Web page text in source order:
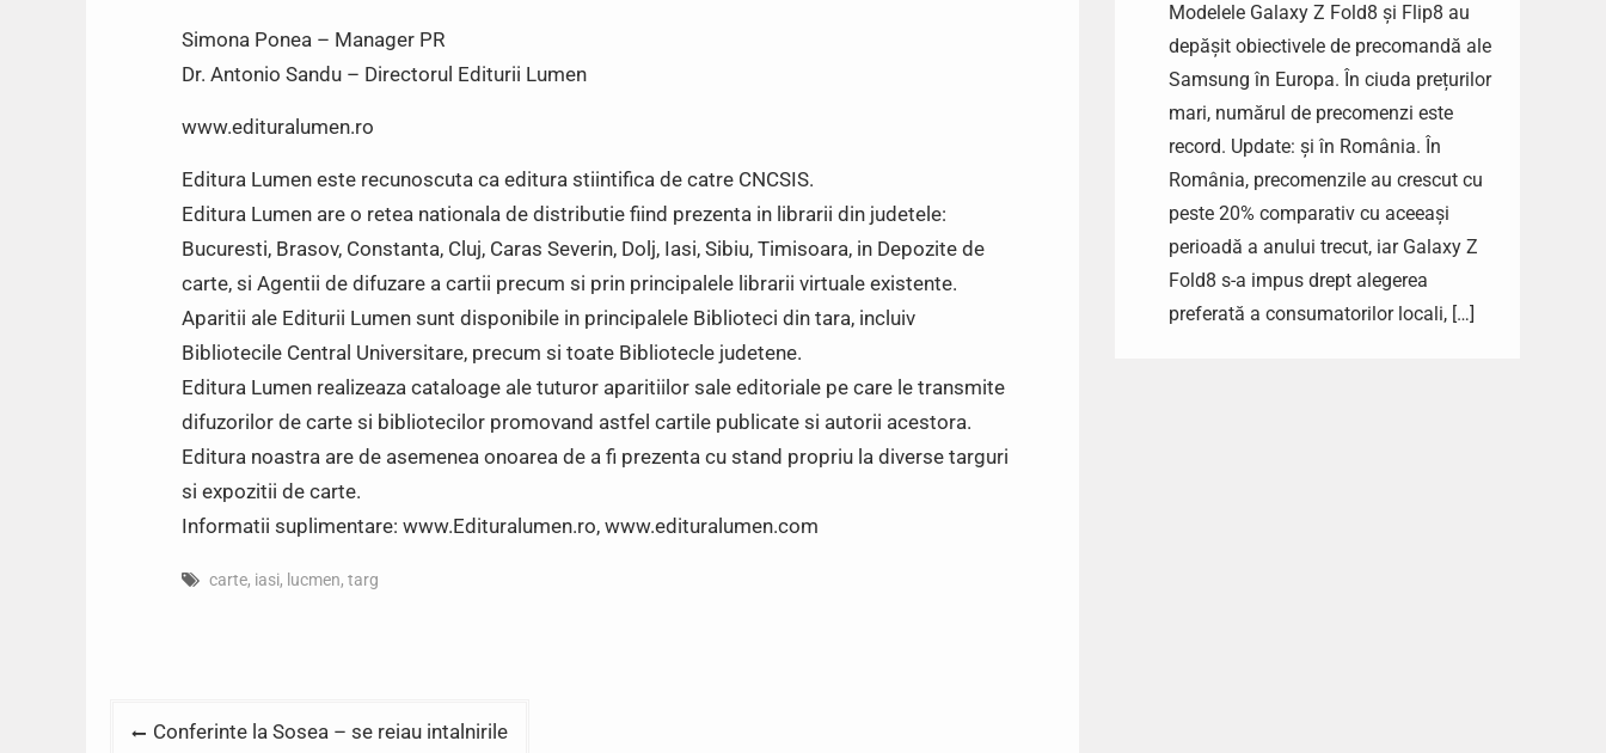
Simona Ponea – Manager PR
Dr. Antonio Sandu – Directorul Editurii Lumen
www.edituralumen.ro
Editura Lumen este recunoscuta ca editura stiintifica de catre CNCSIS.
Editura Lumen are o retea nationala de distributie fiind prezenta in librarii din judetele:
Bucuresti, Brasov, Constanta, Cluj, Caras Severin, Dolj, Iasi, Sibiu, Timisoara, in Depozite de
carte, si Agentii de difuzare a cartii precum si prin principalele librarii virtuale existente.
Aparitii ale Editurii Lumen sunt disponibile in principalele Biblioteci din tara, incluiv
Bibliotecile Central Universitare, precum si toate Bibliotecle judetene.
Editura Lumen realizeaza cataloage ale tuturor aparitiilor sale editoriale pe care le transmite
difuzorilor de carte si bibliotecilor promovand astfel cartile publicate si autorii acestora.
Editura noastra are de asemenea onoarea de a fi prezenta cu stand propriu la diverse targuri
si expozitii de carte.
Informatii suplimentare: www.Edituralumen.ro, www.edituralumen.com
carte, iasi, lucmen, targ
PostConferinte la Sosea – se reiau intalnirile
Modelele Galaxy Z Fold8 și Flip8 au
depășit obiectivele de precomandă ale
Samsung în Europa. În ciuda prețurilor
mari, numărul de precomenzi este
record. Update: și în România. În
România, precomenzile au crescut cu
peste 20% comparativ cu aceeași
perioadă a anului trecut, iar Galaxy Z
Fold8 s-a impus drept alegerea
preferată a consumatorilor locali, […]